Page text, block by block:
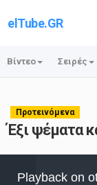
elTube.GR
Βίντεο Σειρές
Προτεινόμενα
Έξι ψέματα
Playback on